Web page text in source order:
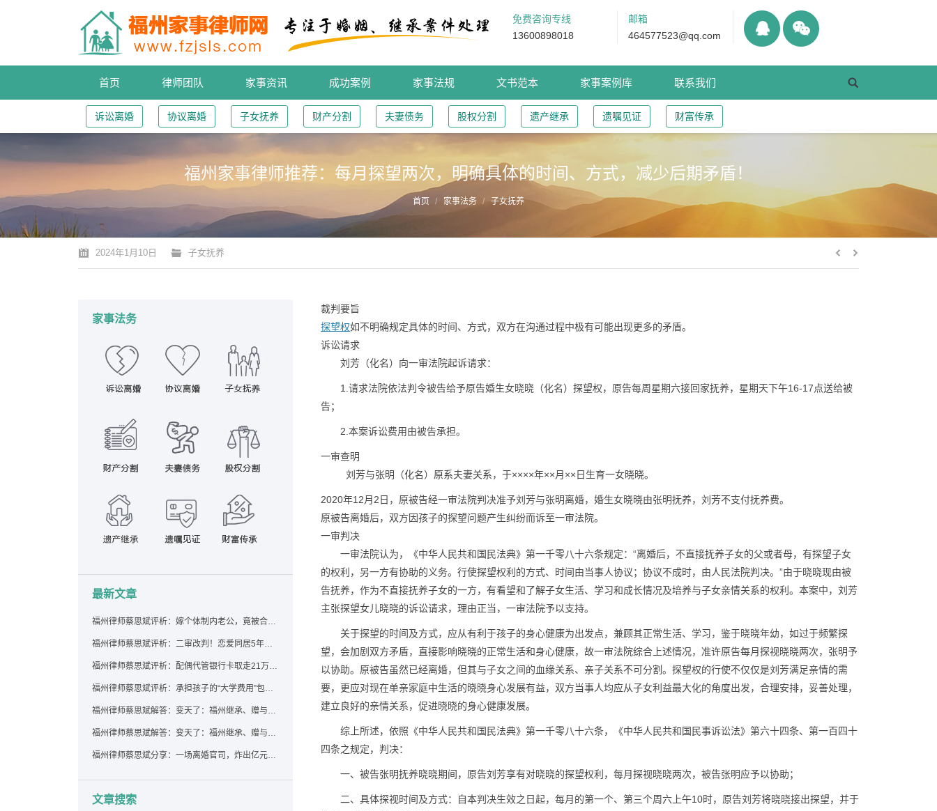
免费咨询专线
13600898018
邮箱
464577523@qq.com
首页 律师团队 家事资讯 成功案例 家事法规 文书范本 家事案例库 联系我们
诉讼离婚 协议离婚 子女抚养 财产分割 夫妻债务 股权分割 遗产继承 遗嘱见证 财富传承
福州家事律师推荐：每月探望两次，明确具体的时间、方式，减少后期矛盾！
首页 家事法务 子女抚养
2024年1月10日 子女抚养
裁判要旨
探望权如不明确规定具体的时间、方式，双方在沟通过程中极有可能出现更多的矛盾。
诉讼请求
刘芳（化名）向一审法院起诉请求：
1.请求法院依法判令被告给予原告婚生女晓晓（化名）探望权，原告每周星期六接回家抚养，星期天下午16-17点送给被
告；
2.本案诉讼费用由被告承担。
一审查明
刘芳与张明（化名）原系夫妻关系，于××××年××月××日生育一女晓晓。
2020年12月2日，原被告经一审法院判决准予刘芳与张明离婚，婚生女晓晓由张明抚养，刘芳不支付抚养费。
原被告离婚后，双方因孩子的探望问题产生纠纷而诉至一审法院。
一审判决
一审法院认为，《中华人民共和国民法典》第一千零八十六条规定：“离婚后，不直接抚养子女的父或者母，有探望子女
的权利，另一方有协助的义务。行使探望权利的方式、时间由当事人协议；协议不成时，由人民法院判决。”由于晓晓现由被
告抚养，作为不直接抚养子女的一方，有看望和了解子女生活、学习和成长情况及培养与子女亲情关系的权利。本案中，刘芳
主张探望女儿晓晓的诉讼请求，理由正当，一审法院予以支持。
关于探望的时间及方式，应从有利于孩子的身心健康为出发点，兼顾其正常生活、学习，鉴于晓晓年幼，如过于频繁探
望，会加剧双方矛盾，直接影响晓晓的正常生活和身心健康，故一审法院综合上述情况，准许原告每月探视晓晓两次，张明予
以协助。原被告虽然已经离婚，但其与子女之间的血缘关系、亲子关系不可分割。探望权的行使不仅仅是刘芳满足亲情的需
要，更应对现在单亲家庭中生活的晓晓身心发展有益，双方当事人均应从子女利益最大化的角度出发，合理安排，妥善处理，
建立良好的亲情关系，促进晓晓的身心健康发展。
综上所述，依照《中华人民共和国民法典》第一千零八十六条，《中华人民共和国民事诉讼法》第六十四条、第一百四十
四条之规定，判决：
一、被告张明抚养晓晓期间，原告刘芳享有对晓晓的探望权利，每月探视晓晓两次，被告张明应予以协助；
二、具体探视时间及方式：自本判决生效之日起，每月的第一个、第三个周六上午10时，原告刘芳将晓晓接出探望，并于
家事法务
最新文章
福州律师蔡思斌评析：嫁个体制内老公，竟被合伙设局背上近百万债务，婚前不查征信真要命！
福州律师蔡思斌评析：二审改判！恋爱同居5年为女友买车，分手后能要回吗？
福州律师蔡思斌评析：配偶代管银行卡取走21万，离婚后这笔钱还要得回来吗？
福州律师蔡思斌评析：承担孩子的“大学费用”包括高额留学费用吗？
福州律师蔡思斌解答：变天了：福州继承、赠与房产转让要收20%个税？福州国税官方回复来了！
福州律师蔡思斌解答：变天了：福州继承、赠与房产转让要收20%个税？福州国税官方回答来了！
福州律师蔡思斌分享：一场离婚官司，炸出亿元“糊涂账”：本想分割家产，结果“自爆”了家底
文章搜索